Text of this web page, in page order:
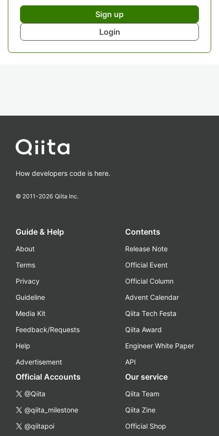
Sign up
Login
How developers code is here.
© 2011-2026 Qiita Inc.
Guide & Help
About
Terms
Privacy
Guideline
Media Kit
Feedback/Requests
Help
Advertisement
Contents
Release Note
Official Event
Official Column
Advent Calendar
Qiita Tech Festa
Qiita Award
Engineer White Paper
API
Official Accounts
@Qiita
@qiita_milestone
@qiitapoi
Our service
Qiita Team
Qiita Zine
Official Shop